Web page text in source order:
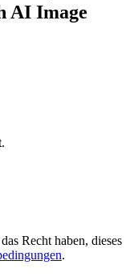
AI Image
Recht haben, dieses
.